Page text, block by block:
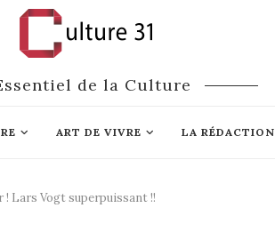
de la Culture
ART DE VIVRE LA RÉDACTION
! Lars Vogt superpuissant !!